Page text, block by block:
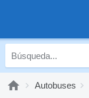
Autobuses